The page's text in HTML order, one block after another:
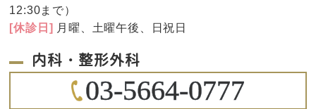
12:30まで）
[休診日] 月曜、土曜午後、日祝日
内科・整形外科
03-5664-0777